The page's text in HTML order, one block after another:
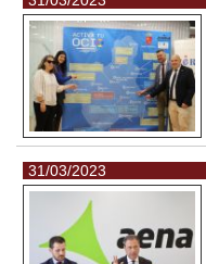
31/03/2023